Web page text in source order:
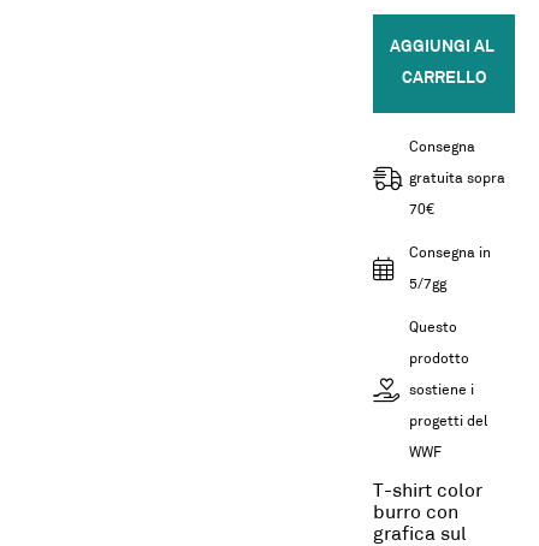
AGGIUNGI AL
CARRELLO
Consegna
gratuita sopra
70€
Consegna in
5/7gg
Questo
prodotto
sostiene i
progetti del
WWF
T-shirt color
burro con
grafica sul